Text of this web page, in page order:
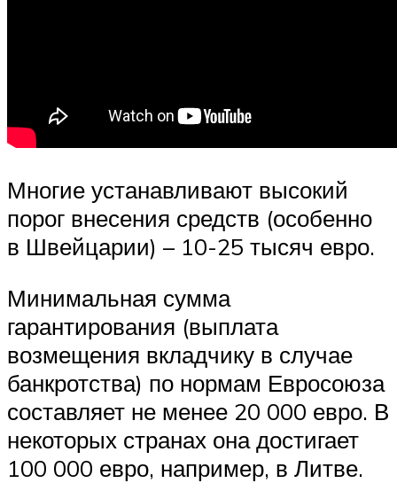
Многие устанавливают высокий
порог внесения средств (особенно
в Швейцарии) – 10-25 тысяч евро.
Минимальная сумма
гарантирования (выплата
возмещения вкладчику в случае
банкротства) по нормам Евросоюза
составляет не менее 20 000 евро. В
некоторых странах она достигает
100 000 евро, например, в Литве.